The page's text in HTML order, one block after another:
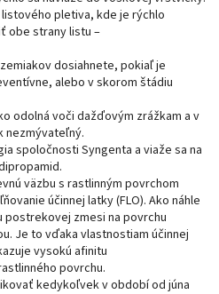
pletiva, kde je rýchlo
obe strany listu –
dosiahnete, pokiaľ je
alebo v skorom štádiu
odolná voči dažďovým zrážkam a v
nezmývateľný.
spoločnosti Syngenta a viaže sa na
väzbu s rastlinným povrchom
účinnej latky (FLO). Ako náhle
zmesi na povrchu
Je to vďaka vlastnostiam účinnej
vysokú afinitu
povrchu.
kedykoľvek v období od júna